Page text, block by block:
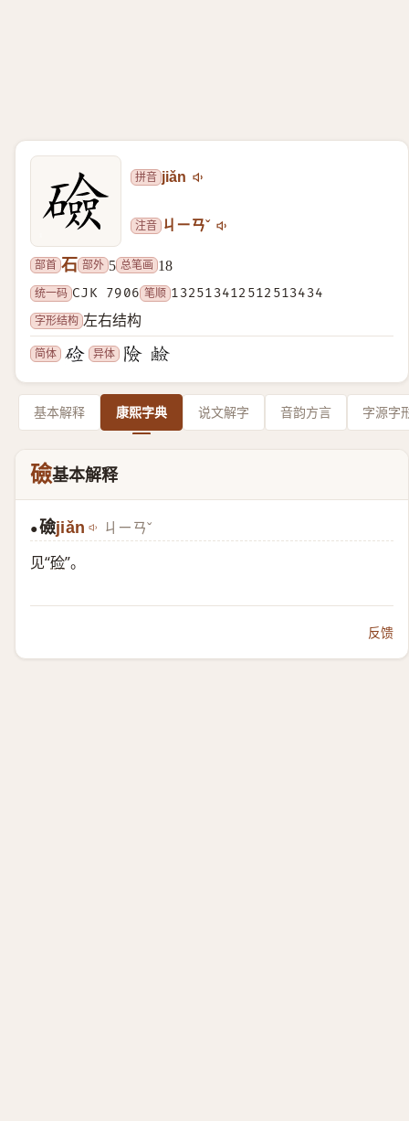
拼音 jiǎn
注音 ㄐㄧㄢˇ
部首 石 部外 5 总笔画 18
统一码 CJK 7906 笔顺 132513412512513434
字形结构 左右结构
简体 异体
基本解释 康熙字典 说文解字 音韵方言 字源字
礆基本解释
●礆jiǎn ㄐㄧㄢˇ
见“硷”。
反馈